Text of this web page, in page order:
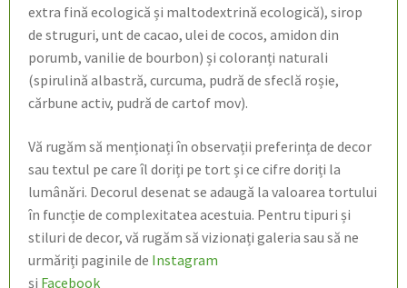
extra fină ecologică și maltodextrină ecologică), sirop
de struguri, unt de cacao, ulei de cocos, amidon din
porumb, vanilie de bourbon) și coloranți naturali
(spirulină albastră, curcuma, pudră de sfeclă roșie,
cărbune activ, pudră de cartof mov).
Vă rugăm să menționați în observații preferința de decor
sau textul pe care îl doriți pe tort și ce cifre doriți la
lumânări. Decorul desenat se adaugă la valoarea tortului
în funcție de complexitatea acestuia. Pentru tipuri și
stiluri de decor, vă rugăm să vizionați galeria sau să ne
urmăriți paginile de Instagram
și Facebook